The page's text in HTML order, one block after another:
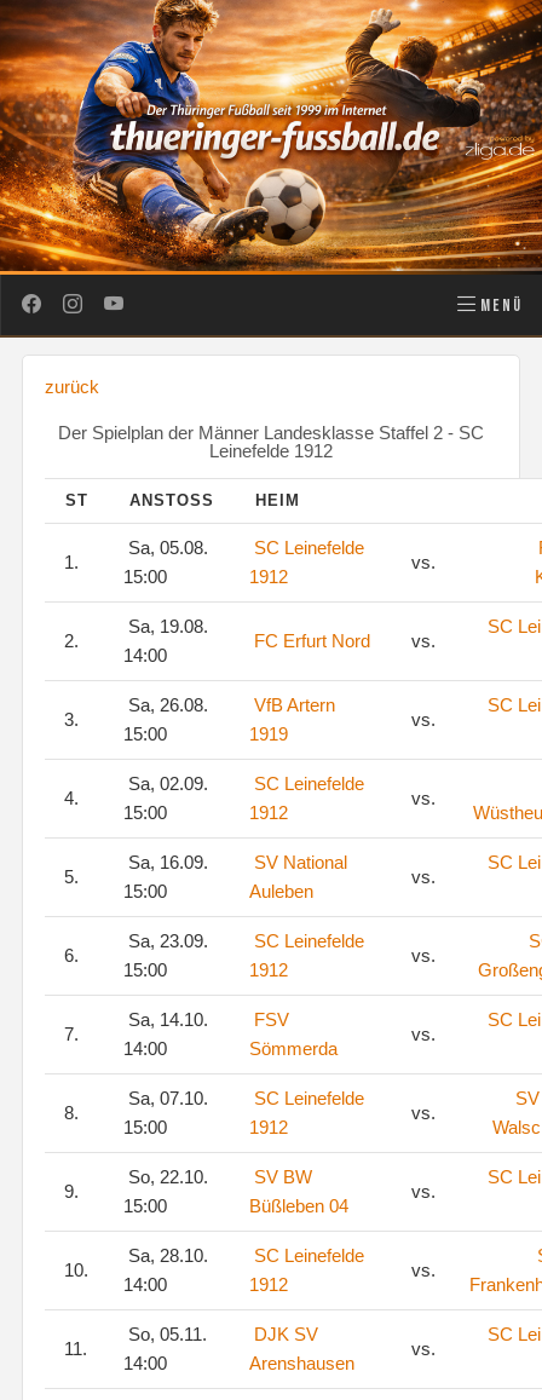
MENÜ
zurück
Der Spielplan der Männer Landesklasse Staffel 2 - SC
Leinefelde 1912
ST ANSTOSS HEIM
1.
Sa, 05.08.
15:00
SC Leinefelde
1912
vs.
2.
Sa, 19.08.
14:00
FC Erfurt Nord vs.
SC
3.
Sa, 26.08.
15:00
VfB Artern
1919
vs.
SC
4.
Sa, 02.09.
15:00
SC Leinefelde
1912
vs.
5.
Sa, 16.09.
15:00
SV National
Auleben
vs.
SC
6.
Sa, 23.09.
15:00
SC Leinefelde
1912
vs.
7.
Sa, 14.10.
14:00
FSV
Sömmerda
vs.
SC
8.
Sa, 07.10.
15:00
SC Leinefelde
1912
vs.
9.
So, 22.10.
15:00
SV BW
Büßleben 04
vs.
SC
10.
Sa, 28.10.
14:00
SC Leinefelde
1912
vs.
11.
So, 05.11.
14:00
DJK SV
Arenshausen
vs.
SC